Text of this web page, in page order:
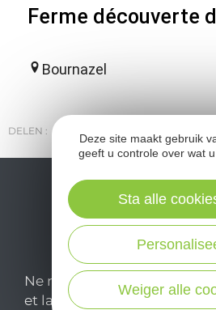
Ferme découverte
Bournazel
DELEN :
Ne manquez pas notre
et laissez-vous inspirer pour
Deze site maakt gebruik
geeft u controle over wat
Weiger alle
Sta alle